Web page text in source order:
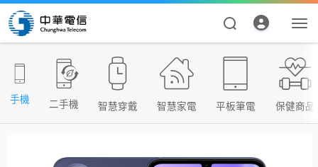
手機 二手機 智慧穿戴 智慧家電 平板筆電 保健商品